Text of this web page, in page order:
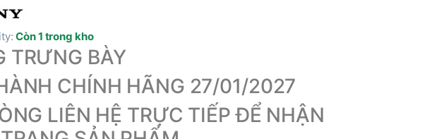
Còn 1 trong kho
TRƯNG BÀY
CHÍNH HÃNG 27/01/2027
LIÊN HỆ TRỰC TIẾP ĐỂ NHẬN